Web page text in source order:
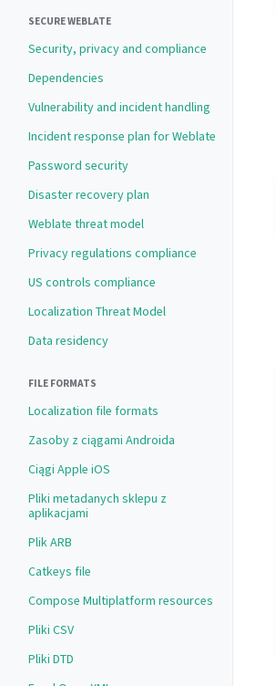
SECURE WEBLATE
Security, privacy and compliance
Dependencies
Vulnerability and incident handling
Incident response plan for Weblate
Password security
Disaster recovery plan
Weblate threat model
Privacy regulations compliance
US controls compliance
Localization Threat Model
Data residency
FILE FORMATS
Localization file formats
Zasoby z ciągami Androida
Ciągi Apple iOS
Pliki metadanych sklepu z
aplikacjami
Plik ARB
Catkeys file
Compose Multiplatform resources
Pliki CSV
Pliki DTD